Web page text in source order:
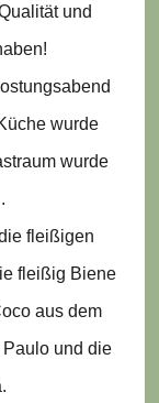
und
wurde
wurde
fleißigen
fleißig Biene
aus dem
Paulo und die